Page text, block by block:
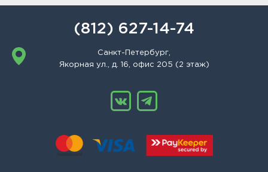
(812) 627-14-74
Санкт-Петербург,
Якорная ул., д. 16, офис 205 (2 этаж)